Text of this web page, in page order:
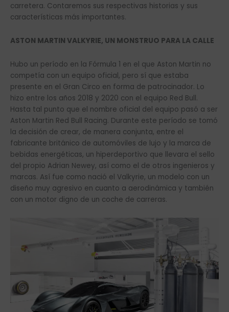
carretera. Contaremos sus respectivas historias y sus
características más importantes.
ASTON MARTIN VALKYRIE, UN MONSTRUO PARA LA CALLE
Hubo un período en la Fórmula 1 en el que Aston Martin no
competía con un equipo oficial, pero sí que estaba
presente en el Gran Circo en forma de patrocinador. Lo
hizo entre los años 2018 y 2020 con el equipo Red Bull.
Hasta tal punto que el nombre oficial del equipo pasó a ser
Aston Martin Red Bull Racing. Durante este período se tomó
la decisión de crear, de manera conjunta, entre el
fabricante británico de automóviles de lujo y la marca de
bebidas energéticas, un hiperdeportivo que llevara el sello
del propio Adrian Newey, así como el de otros ingenieros y
marcas. Así fue como nació el Valkyrie, un modelo con un
diseño muy agresivo en cuanto a aerodinámica y también
con un motor digno de un coche de carreras.